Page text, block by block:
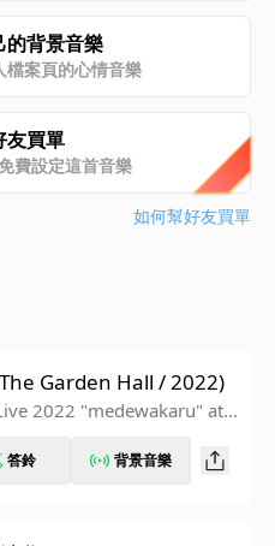
的背景音樂
檔案頁的心情音樂
友買單
費設定這首音樂
如何幫好友買單
Garden Hall / 2022)
2022 "medewakaru" at T
答鈴 背景音樂